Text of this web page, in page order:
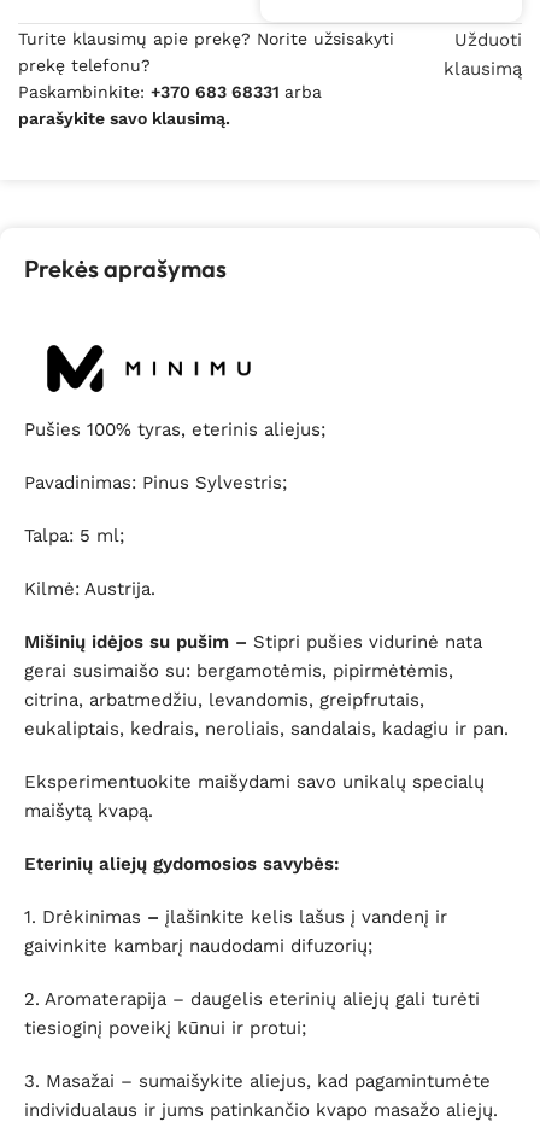
Turite klausimų apie prekę? Norite užsisakyti
prekę telefonu?
Paskambinkite: +370 683 68331 arba
parašykite savo klausimą.
Užduoti
klausimą
Prekės aprašymas
Pušies 100% tyras, eterinis aliejus;
Pavadinimas: Pinus Sylvestris;
Talpa: 5 ml;
Kilmė: Austrija.
Mišinių idėjos su pušim – Stipri pušies vidurinė nata
gerai susimaišo su: bergamotėmis, pipirmėtėmis,
citrina, arbatmedžiu, levandomis, greipfrutais,
eukaliptais, kedrais, neroliais, sandalais, kadagiu ir pan.
Eksperimentuokite maišydami savo unikalų specialų
maišytą kvapą.
Eterinių aliejų gydomosios savybės:
1. Drėkinimas – įlašinkite kelis lašus į vandenį ir
gaivinkite kambarį naudodami difuzorių;
2. Aromaterapija – daugelis eterinių aliejų gali turėti
tiesioginį poveikį kūnui ir protui;
3. Masažai – sumaišykite aliejus, kad pagamintumėte
individualaus ir jums patinkančio kvapo masažo aliejų.